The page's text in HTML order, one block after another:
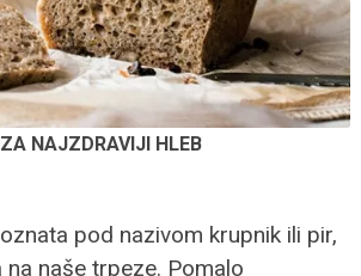
NAJZDRAVIJI HLEB
pod nazivom krupnik ili pir,
naše trpeze. Pomalo